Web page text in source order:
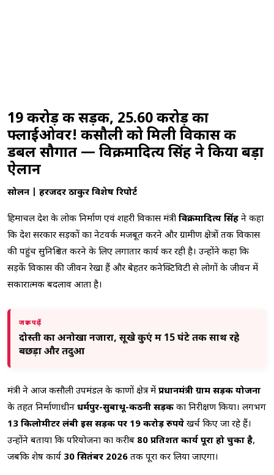
19 करोड़ की सड़क, 25.60 करोड़ का
फ्लाईओवर! कसौली को मिली विकास की
डबल सौगात — विक्रमादित्य सिंह ने किया बड़ा
ऐलान
सोलन | हरजिंदर ठाकुर विशेष रिपोर्ट
हिमाचल प्रदेश के लोक निर्माण एवं शहरी विकास मंत्री विक्रमादित्य सिंह ने कहा
कि प्रदेश सरकार सड़कों का नेटवर्क मजबूत करने और ग्रामीण क्षेत्रों तक विकास
की पहुंच सुनिश्चित करने के लिए लगातार कार्य कर रही है। उन्होंने कहा कि
सड़कें विकास की जीवन रेखा हैं और बेहतर कनेक्टिविटी से लोगों के जीवन में
सकारात्मक बदलाव आता है।
जरूर पढ़ें
दोस्ती का अनोखा नजारा, सूखे कुएं में 15 घंटे तक साथ रहे
बछड़ा और तेंदुआ
मंत्री ने आज कसौली उपमंडल के काणों क्षेत्र में प्रधानमंत्री ग्राम सड़क योजना
के तहत निर्माणाधीन धर्मपुर-सुबाथू-कठनी सड़क का निरीक्षण किया। लगभग
13 किलोमीटर लंबी इस सड़क पर 19 करोड़ रुपये खर्च किए जा रहे हैं।
उन्होंने बताया कि परियोजना का करीब 80 प्रतिशत कार्य पूरा हो चुका है,
जबकि शेष कार्य 30 सितंबर 2026 तक पूरा कर लिया जाएगा।